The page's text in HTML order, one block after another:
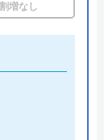
気軽にご依
増なし